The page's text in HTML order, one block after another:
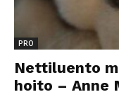
PRO
Nettiluento
hoito – Anne